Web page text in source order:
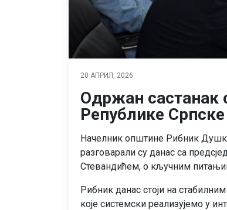
20 АПРИЛ, 2026.
Одржан састанак
Републике
Начелник општине Рибник
разговарали су данас са
Стевандићем, о кључним
Рибник данас стоји на
које системски реализујемо у